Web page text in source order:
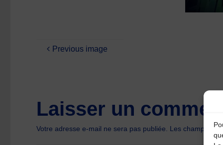
Previous image
Laisser un
Votre adresse e-mail ne sera pas publiée. Les champs